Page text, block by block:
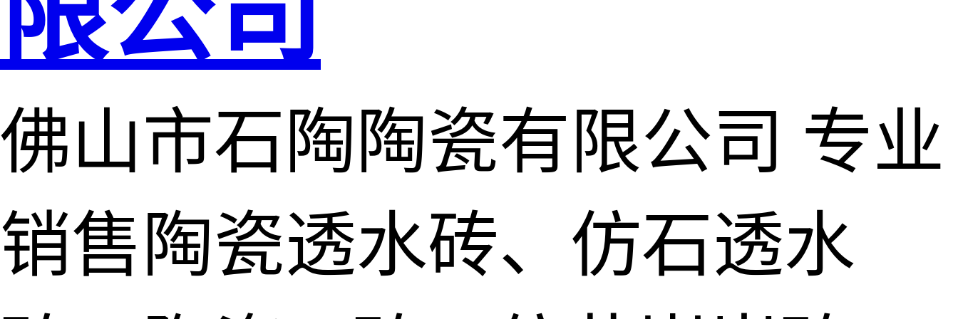
佛山市石陶陶瓷有限公司 专业
销售陶瓷透水砖、仿石透水